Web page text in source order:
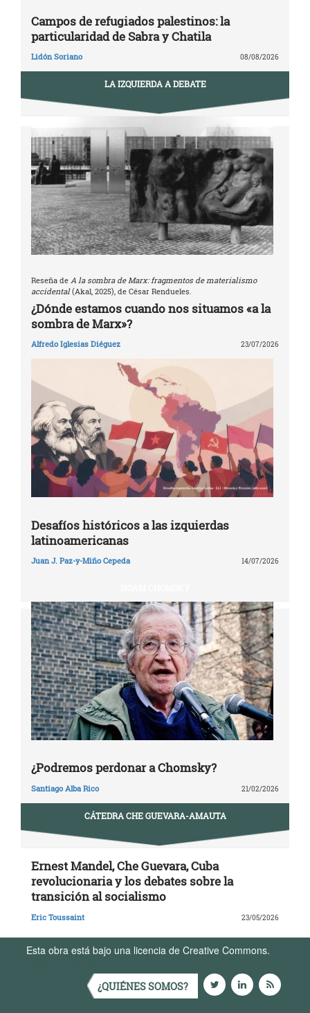
Campos de refugiados palestinos: la
particularidad de Sabra y Chatila
Lidón Soriano 08/08/2026
LA IZQUIERDA A DEBATE
Reseña de A la sombra de Marx: fragmentos de materialismo
accidental(Akal, 2025), de César Rendueles.
¿Dónde estamos cuando nos situamos «a la
sombra de Marx»?
Alfredo Iglesias Diéguez 23/07/2026
Desafíos históricos a las izquierdas
latinoamericanas
Juan J. Paz-y-Miño Cepeda 14/07/2026
¿Podremos perdonar a Chomsky?
Santiago Alba Rico 21/02/2026
CÁTEDRA CHE GUEVARA-AMAUTA
Ernest Mandel, Che Guevara, Cuba
revolucionaria y los debates sobre la
transición al socialismo
Eric Toussaint 23/05/2026
Esta obra está bajo una licencia de Creative Commons.
¿QUIÉNES SOMOS?